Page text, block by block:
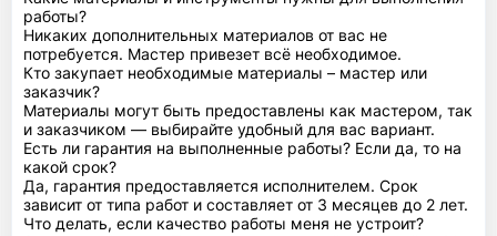
работы?
Никаких дополнительных материалов от вас не
потребуется. Мастер привезет всё необходимое.
Кто закупает необходимые материалы – мастер или
заказчик?
Материалы могут быть предоставлены как мастером, так
и заказчиком — выбирайте удобный для вас вариант.
Есть ли гарантия на выполненные работы? Если да, то на
какой срок?
Да, гарантия предоставляется исполнителем. Срок
зависит от типа работ и составляет от 3 месяцев до 2 лет.
Что делать, если качество работы меня не устроит?